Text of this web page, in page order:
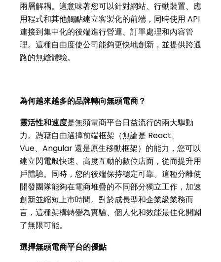
兩層解耦。這意味著您可以針對網站、行動裝置、應
用程式和其他觸點建立客製化的前端，同時使用 API
連接到集中化的後端進行營運、訂單處理和內容管
理。這種自由度使公司能夠更快地創新，並提供跨通
路的無縫體驗。
為何越來越多的品牌轉向無頭電商？
靈活性和速度是無頭電商平台日益流行的兩大驅動
力。憑藉自由選擇前端框架（無論是 React、
Vue、Angular 還是原生移動框架）的能力，您可以
建立閃電般快速、高度互動的數位店面，從而提升用
戶體驗。同時，您的後端保持穩定可靠。這種分離使
開發團隊能夠在電商堆疊的不同部分獨立工作，加速
創新並縮短上市時間。對於成長型和企業級業務而
言，這種架構轉變為實驗、個人化和效能最佳化開闢
了無限可能。
選擇無頭電商平台的優點